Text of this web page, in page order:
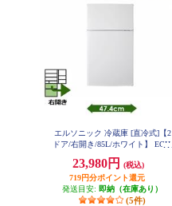
エルソニック 冷蔵庫 [直冷式]【2
ドア/右開き/85L/ホワイト】 ECH-
23,980円
(税込)
719円分ポイント還元
発送目安: 即納（在庫あり）
(5件)